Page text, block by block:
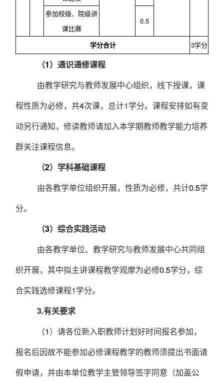
参加校级、院级讲
课比赛
0.5
学分合计 3学分
（1）通识通修课程
由教学研究与教师发展中心组织，线下授课，课
程性质为必修，共4次课，总计1学分。课程安排如有变
动另行通知，修读教师请加入本学期教师教学能力培养
群关注课程信息。
（2）学科基础课程
由各教学单位组织开展，性质为必修，共计0.5学
分。
（3）综合实践活动
由各教学单位、教学研究与教师发展中心共同组
织开展，其中拟主讲课程教学观摩为必修0.5学分，综
合实践选修课程1学分。
3.有关要求
（1）请各位新入职教师计划好时间报名参加，
报名后因故不能参加必修课程教学的教师须提出书面请
假申请，并由本单位教学主管领导签字同意（加盖公